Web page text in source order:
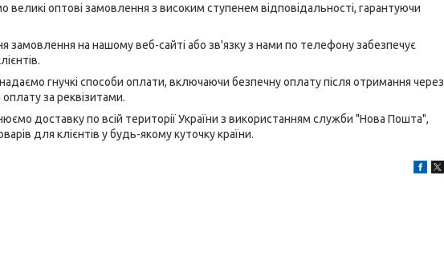
великі оптові замовлення з високим ступенем відповідальності, гарантуючи
на нашому веб-сайті або зв'язку з нами по телефону забезпечує
гнучкі способи оплати, включаючи безпечну оплату після отримання через
за реквізитами.
доставку по всій території України з використанням служби "Нова Пошта",
для клієнтів у будь-якому куточку країни.